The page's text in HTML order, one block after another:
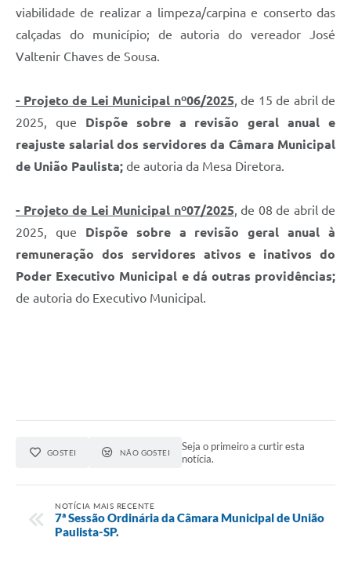
viabilidade de realizar a limpeza/carpina e conserto das
calçadas do município; de autoria do vereador José
Valtenir Chaves de Sousa.
- Projeto de Lei Municipal nº06/2025, de 15 de abril de
2025, que Dispõe sobre a revisão geral anual e
reajuste salarial dos servidores da Câmara Municipal
de União Paulista; de autoria da Mesa Diretora.
- Projeto de Lei Municipal nº07/2025, de 08 de abril de
2025, que Dispõe sobre a revisão geral anual à
remuneração dos servidores ativos e inativos do
Poder Executivo Municipal e dá outras providências;
de autoria do Executivo Municipal.
GOSTEI NÃO GOSTEI
Seja o primeiro a curtir esta
notícia.
NOTÍCIA MAIS RECENTE
7ª Sessão Ordinária da Câmara Municipal de União
Paulista-SP.